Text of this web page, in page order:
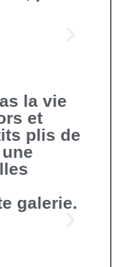
la vie
et
plis de
galerie.